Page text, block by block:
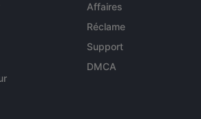
Affaires
Réclame
Support
DMCA